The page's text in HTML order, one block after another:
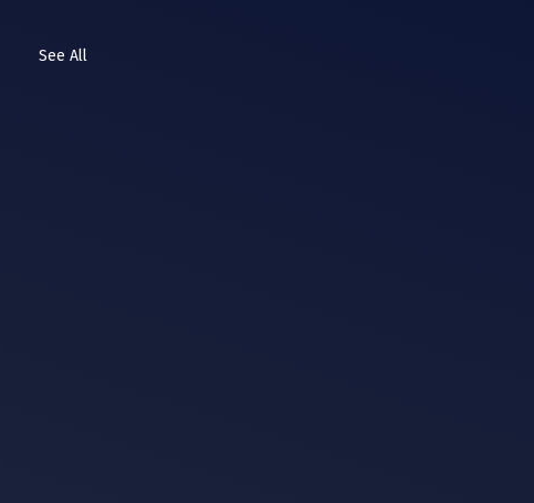
See All